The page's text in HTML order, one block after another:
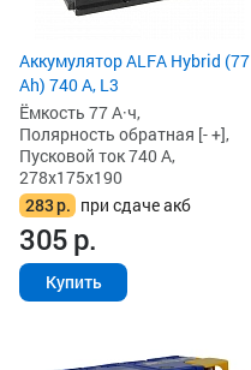
Аккумулятор ALFA Hybrid (77
Ah) 740 А, L3
Ёмкость 77 А·ч,
Полярность обратная [- +],
Пусковой ток 740 А,
278x175x190
283р. при сдаче акб
305р.
Купить